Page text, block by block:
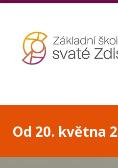
Od 20. května